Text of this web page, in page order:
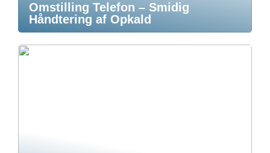
Omstilling Telefon – Smidig
Håndtering af Opkald